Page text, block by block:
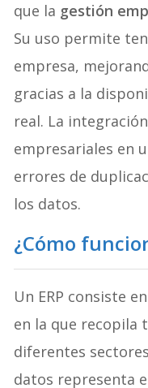
que la gestión
Su uso permite
empresa,
gracias a la
real. La
empresariales en
errores de
los datos.
¿Cómo
Un ERP consiste
en la que recopila
diferentes
datos representa